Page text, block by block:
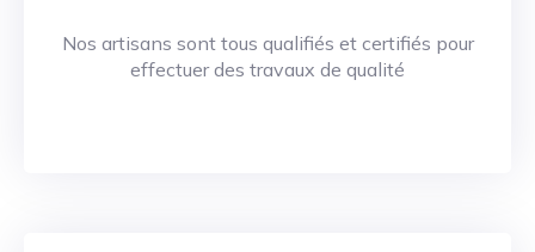
Nos artisans sont tous qualifiés et certifiés pour
effectuer des travaux de qualité